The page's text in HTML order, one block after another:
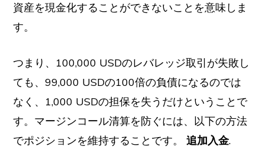
資産を現金化することができないことを意味しま
す。
つまり、100,000 USDのレバレッジ取引が失敗し
ても、99,000 USDの100倍の負債になるのでは
なく、1,000 USDの担保を失うだけということで
す。マージンコール清算を防ぐには、以下の方法
でポジションを維持することです。追加入金.